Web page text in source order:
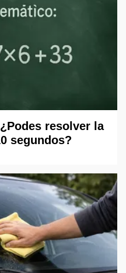
resolver la
segundos?